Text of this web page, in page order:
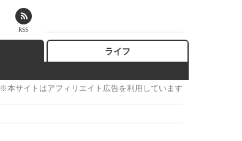
ライフ
※本サイトはアフィリエイト広告を利用しています
RSS